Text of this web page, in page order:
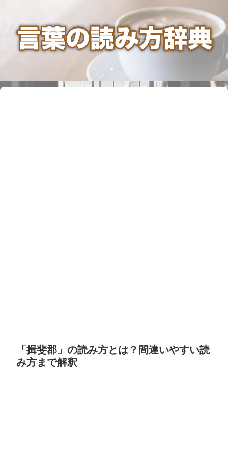
「揖斐郡」の読み方とは？間違いやすい読
み方まで解釈